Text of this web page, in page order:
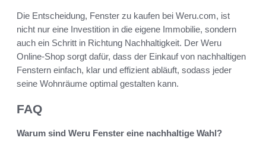
Die Entscheidung, Fenster zu kaufen bei Weru.com, ist
nicht nur eine Investition in die eigene Immobilie, sondern
auch ein Schritt in Richtung Nachhaltigkeit. Der Weru
Online-Shop sorgt dafür, dass der Einkauf von nachhaltigen
Fenstern einfach, klar und effizient abläuft, sodass jeder
seine Wohnräume optimal gestalten kann.
FAQ
Warum sind Weru Fenster eine nachhaltige Wahl?